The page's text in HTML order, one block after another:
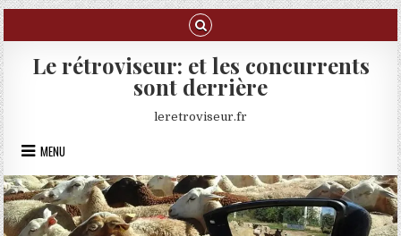
Skip to content
Le rétroviseur: et les concurrents
sont derrière
leretroviseur.fr
MENU